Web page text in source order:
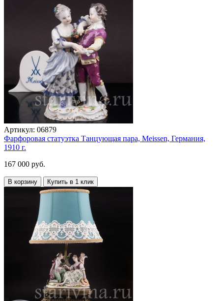
Артикул: 06879
Фарфоровая статуэтка Танцующая пара, Meissen, Германия,
1910 г.
167 000 руб.
В корзину Купить в 1 клик